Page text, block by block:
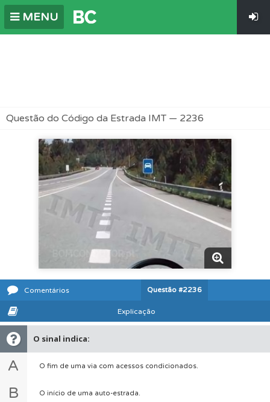
MENU
Questão do Código da Estrada IMT — 2236
Comentários Questão #2236
Explicação
O sinal indica:
A O fim de uma via com acessos condicionados.
B O início de uma auto-estrada.